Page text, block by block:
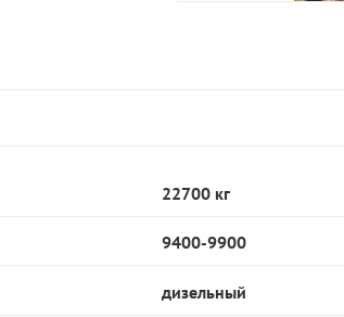
22700 кг
9400-9900
дизельный